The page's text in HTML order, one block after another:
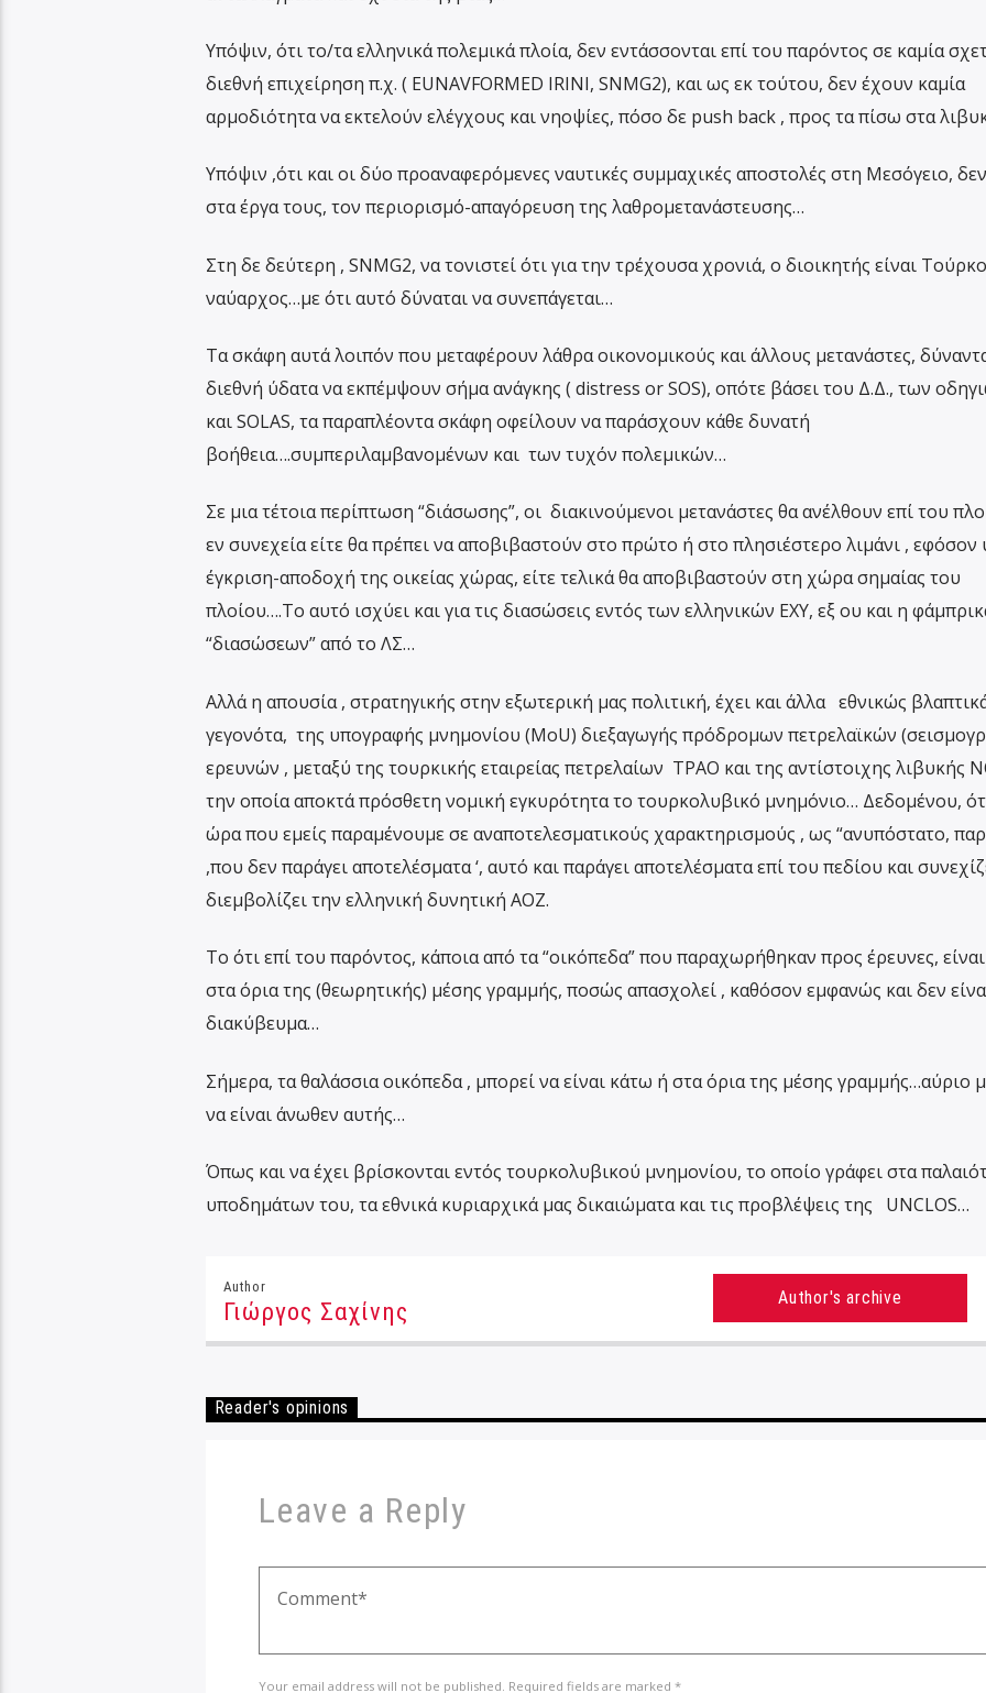
Υπόψιν, ότι το/τα ελληνικά πολεμικά πλοία, δεν εντάσσονται επί του παρόντος σε καμία
διεθνή επιχείρηση π.χ. ( EUNAVFORMED IRINI, SNMG2), και ως εκ τούτου, δεν έχουν καμία
αρμοδιότητα να εκτελούν ελέγχους και νηοψίες, πόσο δε push back , προς τα πίσω στα
Υπόψιν ,ότι και οι δύο προαναφερόμενες ναυτικές συμμαχικές αποστολές στη Μεσόγειο,
στα έργα τους, τον περιορισμό-απαγόρευση της λαθρομετανάστευσης…
Στη δε δεύτερη , SNMG2, να τονιστεί ότι για την τρέχουσα χρονιά, ο διοικητής είναι
ναύαρχος…με ότι αυτό δύναται να συνεπάγεται…
Τα σκάφη αυτά λοιπόν που μεταφέρουν λάθρα οικονομικούς και άλλους μετανάστες,
διεθνή ύδατα να εκπέμψουν σήμα ανάγκης ( distress or SOS), οπότε βάσει του Δ.Δ., των
και SOLAS, τα παραπλέοντα σκάφη οφείλουν να παράσχουν κάθε δυνατή
βοήθεια….συμπεριλαμβανομένων και των τυχόν πολεμικών…
Σε μια τέτοια περίπτωση “διάσωσης”, οι διακινούμενοι μετανάστες θα ανέλθουν επί του
εν συνεχεία είτε θα πρέπει να αποβιβαστούν στο πρώτο ή στο πλησιέστερο λιμάνι , εφόσον
έγκριση-αποδοχή της οικείας χώρας, είτε τελικά θα αποβιβαστούν στη χώρα σημαίας του
πλοίου….Το αυτό ισχύει και για τις διασώσεις εντός των ελληνικών ΕΧΥ, εξ ου και η
“διασώσεων” από το ΛΣ…
Αλλά η απουσία , στρατηγικής στην εξωτερική μας πολιτική, έχει και άλλα εθνικώς
γεγονότα, της υπογραφής μνημονίου (MoU) διεξαγωγής πρόδρομων πετρελαϊκών
ερευνών , μεταξύ της τουρκικής εταιρείας πετρελαίων TPAO και της αντίστοιχης λιβυκής
την οποία αποκτά πρόσθετη νομική εγκυρότητα το τουρκολυβικό μνημόνιο… Δεδομένου,
ώρα που εμείς παραμένουμε σε αναποτελεσματικούς χαρακτηρισμούς , ως “ανυπόστατο,
,που δεν παράγει αποτελέσματα ‘, αυτό και παράγει αποτελέσματα επί του πεδίου και
διεμβολίζει την ελληνική δυνητική ΑΟΖ.
Το ότι επί του παρόντος, κάποια από τα “οικόπεδα” που παραχωρήθηκαν προς έρευνες,
στα όρια της (θεωρητικής) μέσης γραμμής, ποσώς απασχολεί , καθόσον εμφανώς και δεν
διακύβευμα…
Σήμερα, τα θαλάσσια οικόπεδα , μπορεί να είναι κάτω ή στα όρια της μέσης γραμμής…αύριο
να είναι άνωθεν αυτής…
Όπως και να έχει βρίσκονται εντός τουρκολυβικού μνημονίου, το οποίο γράφει στα
υποδημάτων του, τα εθνικά κυριαρχικά μας δικαιώματα και τις προβλέψεις της UNCLOS…
Author
Γιώργος Σαχίνης Author's archive
Reader's opinions
Leave a Reply
Your email address will not be published. Required fields are marked *